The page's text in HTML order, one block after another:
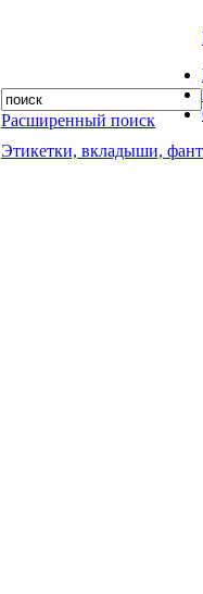
Расширенный поиск
Этикетки, вкладыши,